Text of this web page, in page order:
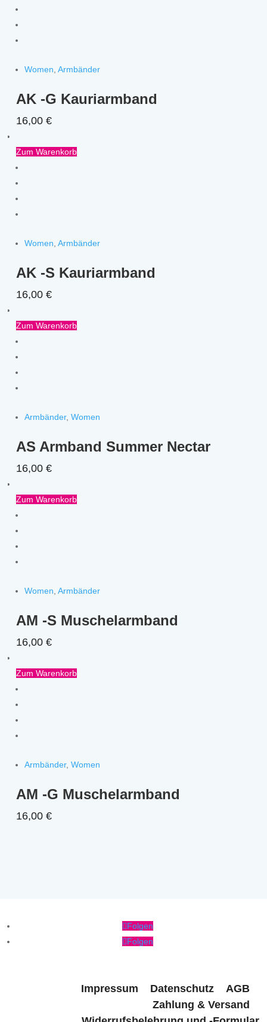
Women ,Armbänder
AK -G Kauriarmband
16,00€
Zum Warenkorb
Women ,Armbänder
AK -S Kauriarmband
16,00€
Zum Warenkorb
Armbänder,Women
AS Armband Summer Nectar
16,00€
Zum Warenkorb
Women ,Armbänder
AM -S Muschelarmband
16,00€
Zum Warenkorb
Armbänder,Women
AM -G Muschelarmband
16,00€
Folgen
Folgen
Impressum Datenschutz
AGB
Zahlung & Versand